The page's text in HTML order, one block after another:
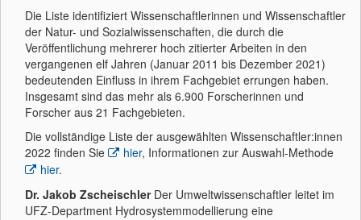
Die Liste identifiziert Wissenschaftlerinnen und Wissenschaftler
der Natur- und Sozialwissenschaften, die durch die
Veröffentlichung mehrerer hoch zitierter Arbeiten in den
vergangenen elf Jahren (Januar 2011 bis Dezember 2021)
bedeutenden Einfluss in ihrem Fachgebiet errungen haben.
Insgesamt sind das mehr als 6.900 Forscherinnen und
Forscher aus 21 Fachgebieten.
Die vollständige Liste der ausgewählten Wissenschaftler:innen
2022 finden Sie
hier, Informationen zur Auswahl-Methode
hier.
Dr. Jakob ZscheischlerDer Umweltwissenschaftler leitet im
UFZ-Department Hydrosystemmodellierung eine